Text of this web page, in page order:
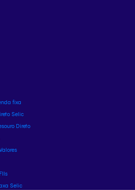
fixa
Selic
Direto
Selic